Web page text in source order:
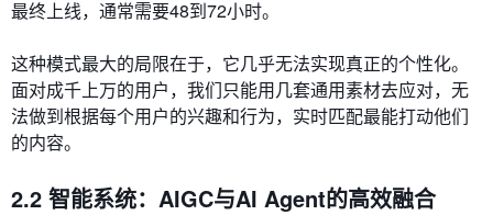
最终上线，通常需要48到72小时。
这种模式最大的局限在于，它几乎无法实现真正的个性化。
面对成千上万的用户，我们只能用几套通用素材去应对，无
法做到根据每个用户的兴趣和行为，实时匹配最能打动他们
的内容。
2.2 智能系统：AIGC与AI Agent的高效融合